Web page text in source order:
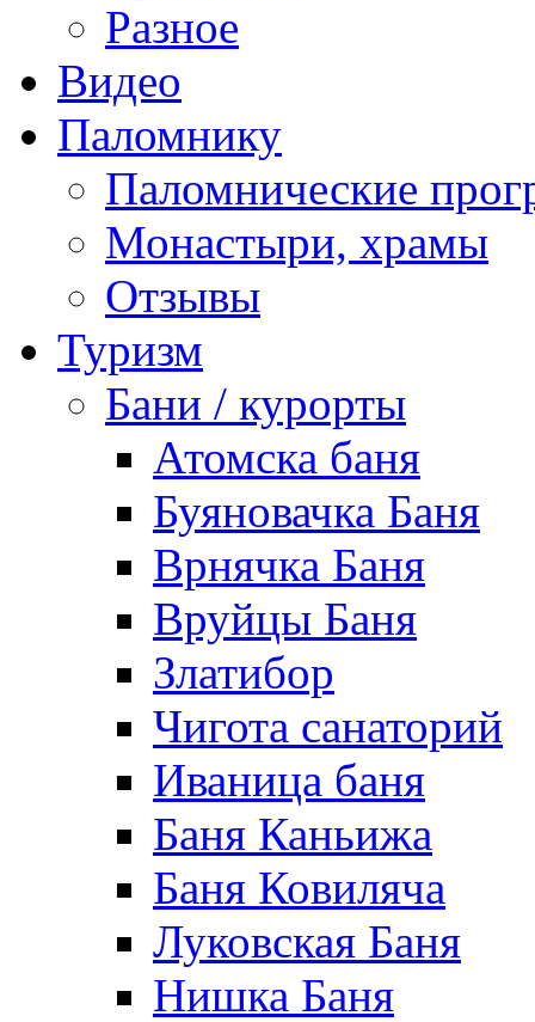
Разное
Видео
Паломнику
Паломнические
Монастыри, храмы
Отзывы
Туризм
Бани / курорты
Атомска баня
Буяновачка Баня
Врнячка Баня
Вруйцы Баня
Златибор
Чигота санаторий
Иваница баня
Баня Каньижа
Баня Ковиляча
Луковская Баня
Нишка Баня